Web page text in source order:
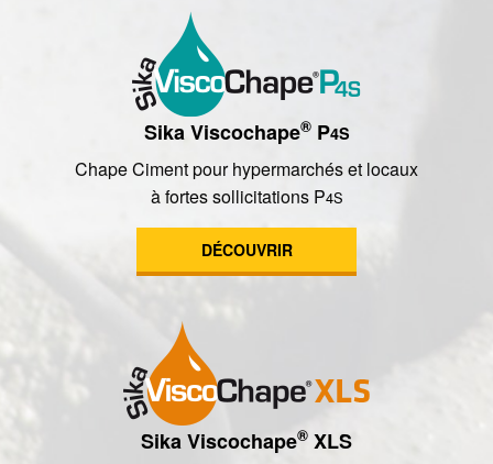
Sika Viscochape®P4S
Chape Ciment pour hypermarchés et locaux
à fortes sollicitations P4S
DÉCOUVRIR
Sika Viscochape® XLS